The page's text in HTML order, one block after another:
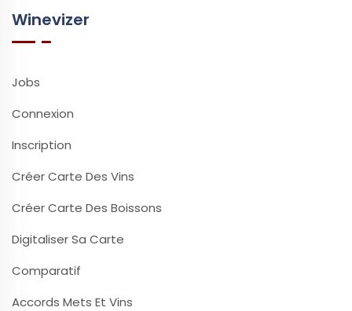
Winevizer
Jobs
Connexion
Inscription
Créer Carte Des Vins
Créer Carte Des Boissons
Digitaliser Sa Carte
Comparatif
Accords Mets Et Vins